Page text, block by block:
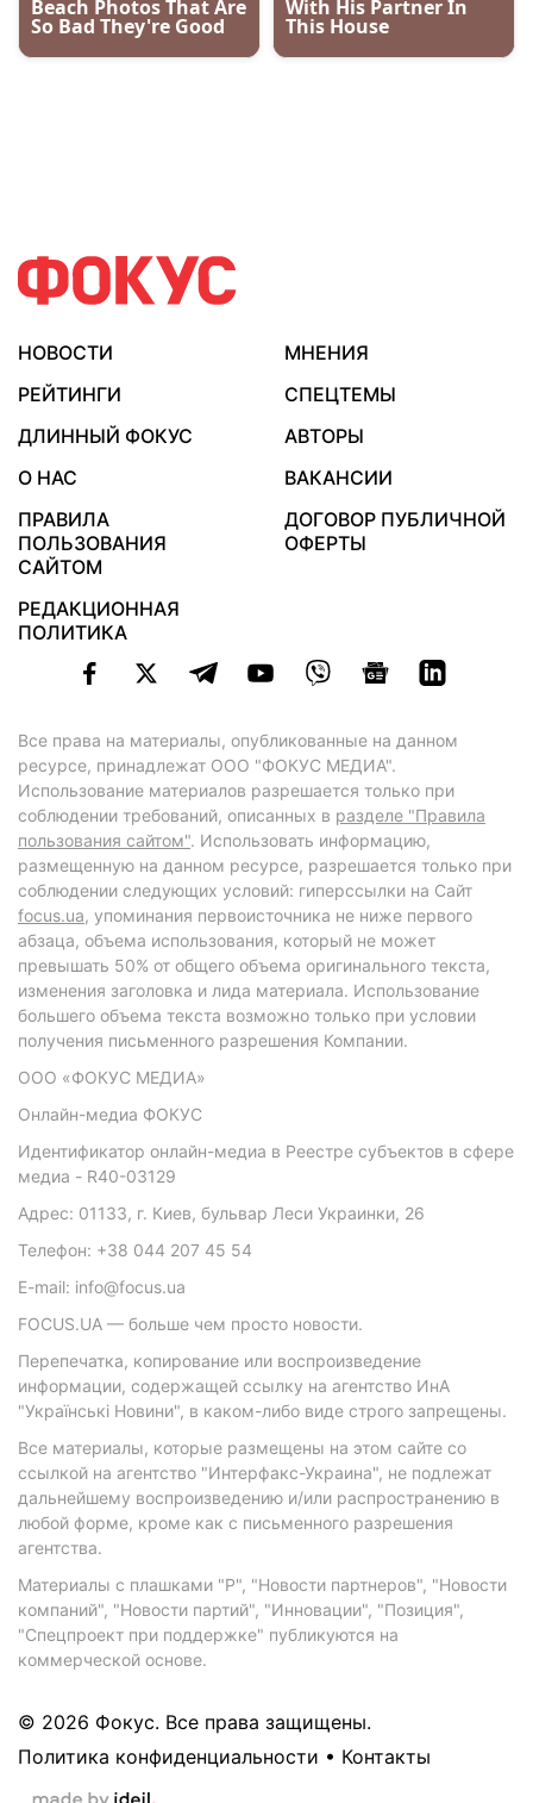
НОВОСТИ
МНЕНИЯ
РЕЙТИНГИ
СПЕЦТЕМЫ
ДЛИННЫЙ ФОКУС
АВТОРЫ
О НАС
ВАКАНСИИ
ПРАВИЛА
ПОЛЬЗОВАНИЯ
САЙТОМ
ДОГОВОР ПУБЛИЧНОЙ
ОФЕРТЫ
РЕДАКЦИОННАЯ
ПОЛИТИКА
Все права на материалы, опубликованные на данном
ресурсе, принадлежат ООО "ФОКУС МЕДИА".
Использование материалов разрешается только при
соблюдении требований, описанных в разделе "Правила
пользования сайтом". Использовать информацию,
размещенную на данном ресурсе, разрешается только при
соблюдении следующих условий: гиперссылки на Сайт
focus.ua, упоминания первоисточника не ниже первого
абзаца, объема использования, который не может
превышать 50% от общего объема оригинального текста,
изменения заголовка и лида материала. Использование
большего объема текста возможно только при условии
получения письменного разрешения Компании.
ООО «ФОКУС МЕДИА»
Онлайн-медиа ФОКУС
Идентификатор онлайн-медиа в Реестре субъектов в сфере
медиа - R40-03129
Адрес: 01133, г. Киев, бульвар Леси Украинки, 26
Телефон: +38 044 207 45 54
E-mail: info@focus.ua
FOCUS.UA — больше чем просто новости.
Перепечатка, копирование или воспроизведение
информации, содержащей ссылку на агентство ИнА
"Українські Новини", в каком-либо виде строго запрещены.
Все материалы, которые размещены на этом сайте со
ссылкой на агентство "Интерфакс-Украина", не подлежат
дальнейшему воспроизведению и/или распространению в
любой форме, кроме как с письменного разрешения
агентства.
Материалы с плашками "Р", "Новости партнеров", "Новости
компаний", "Новости партий", "Инновации", "Позиция",
"Спецпроект при поддержке" публикуются на
коммерческой основе.
© 2026 Фокус. Все права защищены.
Политика конфиденциальности • Контакты